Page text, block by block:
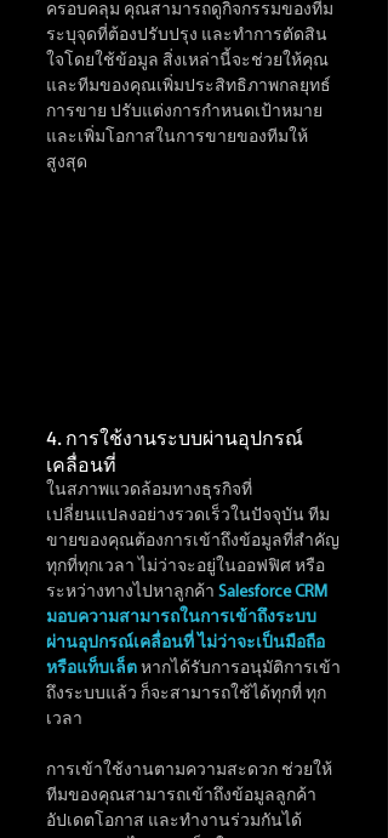
ครอบคลุม คุณสามารถดูกิจกรรมของทีม
ระบุจุดที่ต้องปรับปรุง และทำการตัดสิน
ใจโดยใช้ข้อมูล สิ่งเหล่านี้จะช่วยให้คุณ
และทีมของคุณเพิ่มประสิทธิภาพกลยุทธ์
การขาย ปรับแต่งการกำหนดเป้าหมาย
และเพิ่มโอกาสในการขายของทีมให้
สูงสุด
4. การใช้งานระบบผ่านอุปกรณ์
เคลื่อนที่
ในสภาพแวดล้อมทางธุรกิจที่
เปลี่ยนแปลงอย่างรวดเร็วในปัจจุบัน ทีม
ขายของคุณต้องการเข้าถึงข้อมูลที่สำคัญ
ทุกที่ทุกเวลา ไม่ว่าจะอยู่ในออฟฟิศ หรือ
ระหว่างทางไปหาลูกค้า Salesforce CRM
มอบความสามารถในการเข้าถึงระบบ
ผ่านอุปกรณ์เคลื่อนที่ ไม่ว่าจะเป็นมือถือ
หรือแท็บเล็ต หากได้รับการอนุมัติการเข้า
ถึงระบบแล้ว ก็จะสามารถใช้ได้ทุกที่ ทุก
เวลา
การเข้าใช้งานตามความสะดวก ช่วยให้
ทีมของคุณสามารถเข้าถึงข้อมูลลูกค้า
อัปเดตโอกาส และทำงานร่วมกันได้